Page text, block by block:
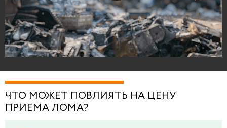
ЧТО МОЖЕТ ПОВЛИЯТЬ НА ЦЕНУ
ПРИЕМА ЛОМА?